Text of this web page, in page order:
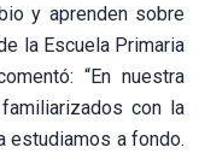
y aprenden sobre
la Escuela Primaria
“En nuestra
con la
estudiamos a fondo.